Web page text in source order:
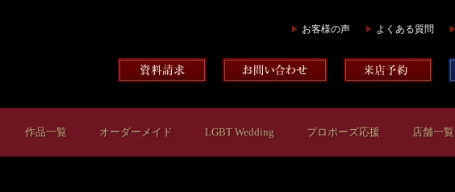
お客様の声 よくある質問
作品一覧 オーダーメイド LGBT Wedding プロポーズ応援 店舗一覧